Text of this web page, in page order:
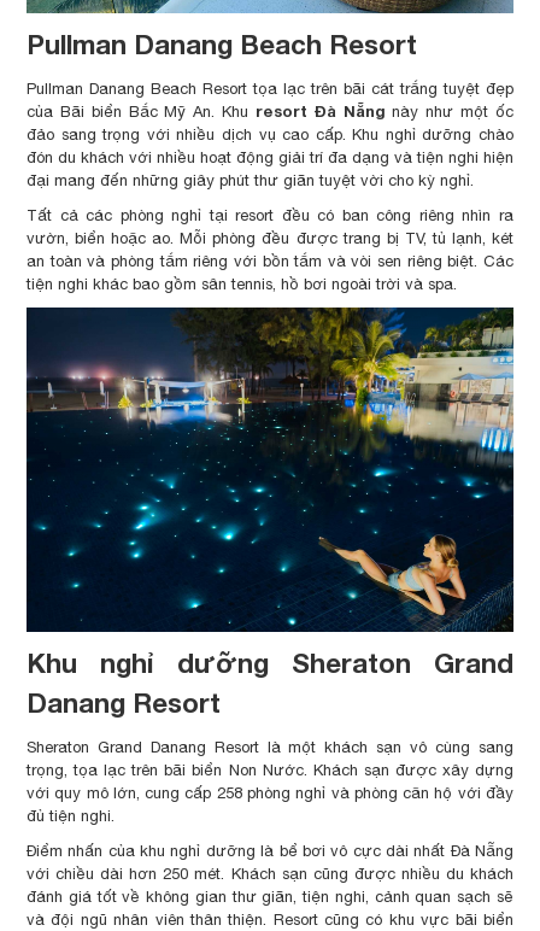
Pullman Danang Beach Resort
Pullman Danang Beach Resort tọa lạc trên bãi cát trắng tuyệt đẹp
của Bãi biển Bắc Mỹ An. Khu resort Đà Nẵng này như một ốc
đảo sang trọng với nhiều dịch vụ cao cấp. Khu nghỉ dưỡng chào
đón du khách với nhiều hoạt động giải trí đa dạng và tiện nghi hiện
đại mang đến những giây phút thư giãn tuyệt vời cho kỳ nghỉ.
Tất cả các phòng nghỉ tại resort đều có ban công riêng nhìn ra
vườn, biển hoặc ao. Mỗi phòng đều được trang bị TV, tủ lạnh, két
an toàn và phòng tắm riêng với bồn tắm và vòi sen riêng biệt. Các
tiện nghi khác bao gồm sân tennis, hồ bơi ngoài trời và spa.
Khu nghỉ dưỡng Sheraton Grand
Danang Resort
Sheraton Grand Danang Resort là một khách sạn vô cùng sang
trọng, tọa lạc trên bãi biển Non Nước. Khách sạn được xây dựng
với quy mô lớn, cung cấp 258 phòng nghỉ và phòng căn hộ với đầy
đủ tiện nghi.
Điểm nhấn của khu nghỉ dưỡng là bể bơi vô cực dài nhất Đà Nẵng
với chiều dài hơn 250 mét. Khách sạn cũng được nhiều du khách
đánh giá tốt về không gian thư giãn, tiện nghi, cảnh quan sạch sẽ
và đội ngũ nhân viên thân thiện. Resort cũng có khu vực bãi biển